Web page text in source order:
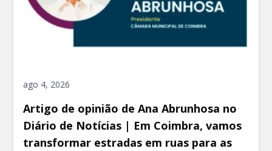
ago 4, 2026
Artigo de opinião de Ana Abrunhosa no
Diário de Notícias | Em Coimbra, vamos
transformar estradas em ruas para as